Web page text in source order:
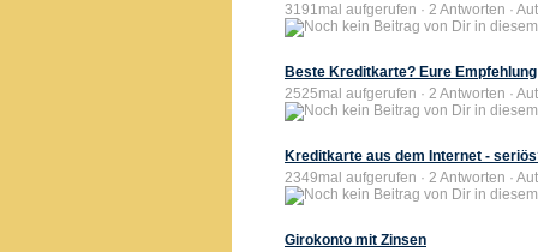
3191mal aufgerufen · 2 Antworten ·
Beste Kreditkarte? Eure Empfehlung
2525mal aufgerufen · 2 Antworten ·
Kreditkarte aus dem Internet -
2349mal aufgerufen · 2 Antworten ·
Girokonto mit Zinsen